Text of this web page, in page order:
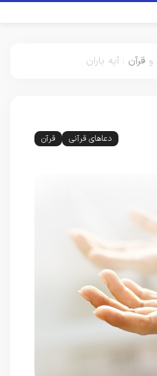
و قرآن : آیه باران
دعاهای قرآنی قرآن